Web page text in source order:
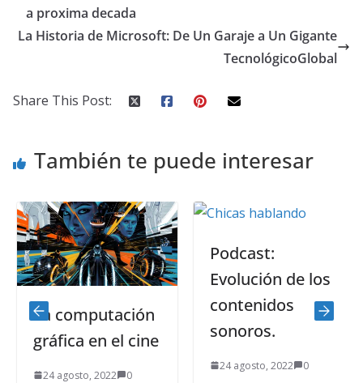
a proxima decada
La Historia de Microsoft: De Un Garaje a Un Gigante
TecnológicoGlobal
Share This Post:
También te puede interesar
La computación
gráfica en el cine
24 agosto, 2022 0
Podcast:
Evolución de los
contenidos
sonoros.
24 agosto, 2022 0